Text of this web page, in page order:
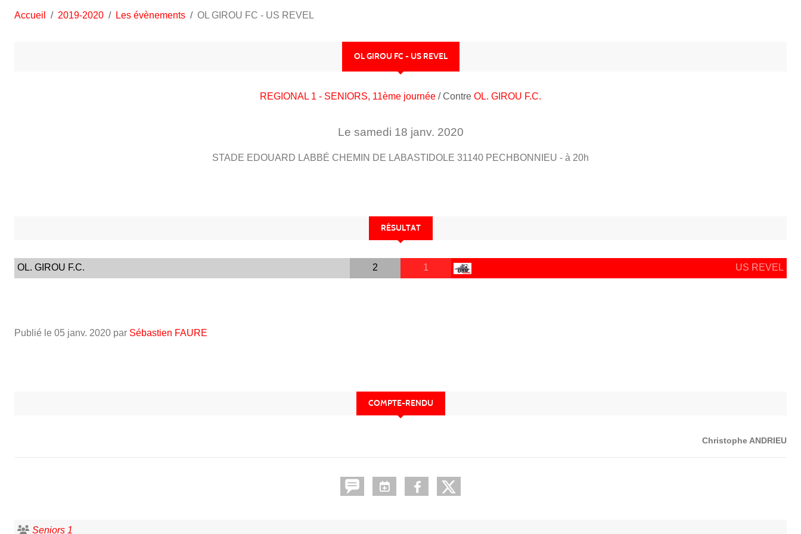
Accueil 2019-2020 Les évènements OL GIROU FC - US REVEL
OL GIROU FC - US REVEL
REGIONAL 1 - SENIORS, 11ème journée / Contre OL. GIROU F.C.
Le samedi 18 janv. 2020
STADE EDOUARD LABBÉ CHEMIN DE LABASTIDOLE 31140 PECHBONNIEU - à 20h
RÉSULTAT
OL. GIROU F.C. 2 1 US REVEL
Publié le 05 janv. 2020 par Sébastien FAURE
COMPTE-RENDU
Christophe ANDRIEU
Seniors 1